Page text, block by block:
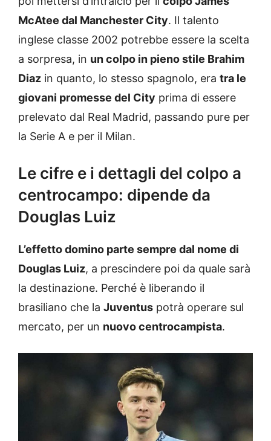
McAtee dal Manchester City. Il talento
inglese classe 2002 potrebbe essere la scelta
a sorpresa, in un colpo in pieno stile Brahim
Diaz in quanto, lo stesso spagnolo, era tra le
giovani promesse del City prima di essere
prelevato dal Real Madrid, passando pure per
la Serie A e per il Milan.
Le cifre e i dettagli del colpo a
centrocampo: dipende da
Douglas Luiz
L’effetto domino parte sempre dal nome di
Douglas Luiz, a prescindere poi da quale sarà
la destinazione. Perché è liberando il
brasiliano che la Juventus potrà operare sul
mercato, per un nuovo centrocampista.